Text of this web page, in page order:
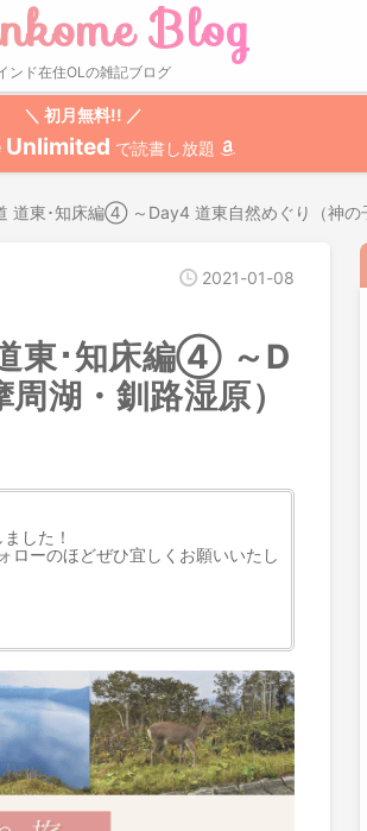
ンド在住OLの雑記ブログ
＼ 初月無料!! ／
Unlimited で読書し放題
道東･知床編④ ～Day4 道東自然めぐり（神の
2021-01-08
東･知床編④ ～D
湖・釧路湿原）
した！
ローのほどぜひ宜しくお願いいたし